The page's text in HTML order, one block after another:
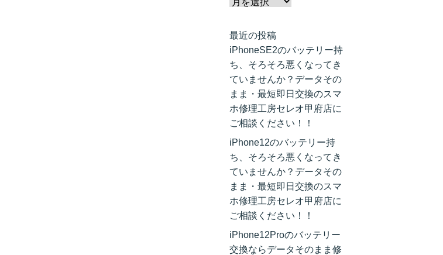
最近の投稿
iPhoneSE2のバッテリー持
ち、そろそろ悪くなってき
ていませんか？データその
まま・最短即日交換のスマ
ホ修理工房セレオ甲府店に
ご相談ください！！
iPhone12のバッテリー持
ち、そろそろ悪くなってき
ていませんか？データその
まま・最短即日交換のスマ
ホ修理工房セレオ甲府店に
ご相談ください！！
iPhone12Proのバッテリー
交換ならデータそのまま修